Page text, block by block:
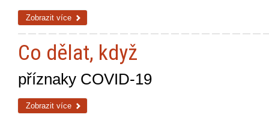
Zobrazit více
Co dělat, když
příznaky COVID-19
Zobrazit více